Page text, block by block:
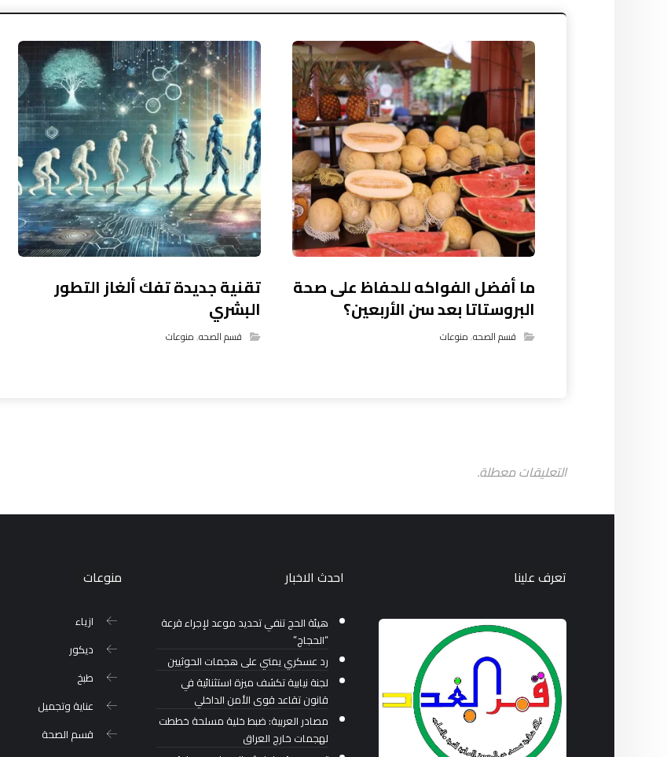
ما أفضل الفواكه للحفاظ على صحة
البروستاتا بعد سن الأربعين؟
قسم الصحه,منوعات
تقنية جديدة تفك ألغاز التطور
البشري
قسم الصحه,منوعات
التعليقات معطلة.
تعرف علينا احدث الاخبار
هيئة الحج تنفي تحديد موعد لإجراء قرعة
“الحجاج”
رد عسكري يمني على هجمات الحوثيين
لجنة نيابية تكشف ميزة استثنائية في
قانون تقاعد قوى الأمن الداخلي
مصادر العربية: ضبط خلية مسلحة خططت
لهجمات خارج العراق
منوعات
ازياء
ديكور
طبخ
عناية وتجميل
قسم الصحة